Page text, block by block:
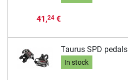
41,24€
Taurus SPD pedals
In stock